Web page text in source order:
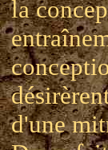
la
d'une